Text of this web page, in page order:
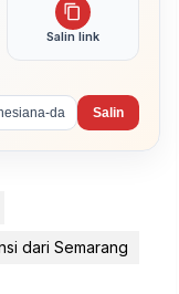
Salin link
Salin
dari Semarang